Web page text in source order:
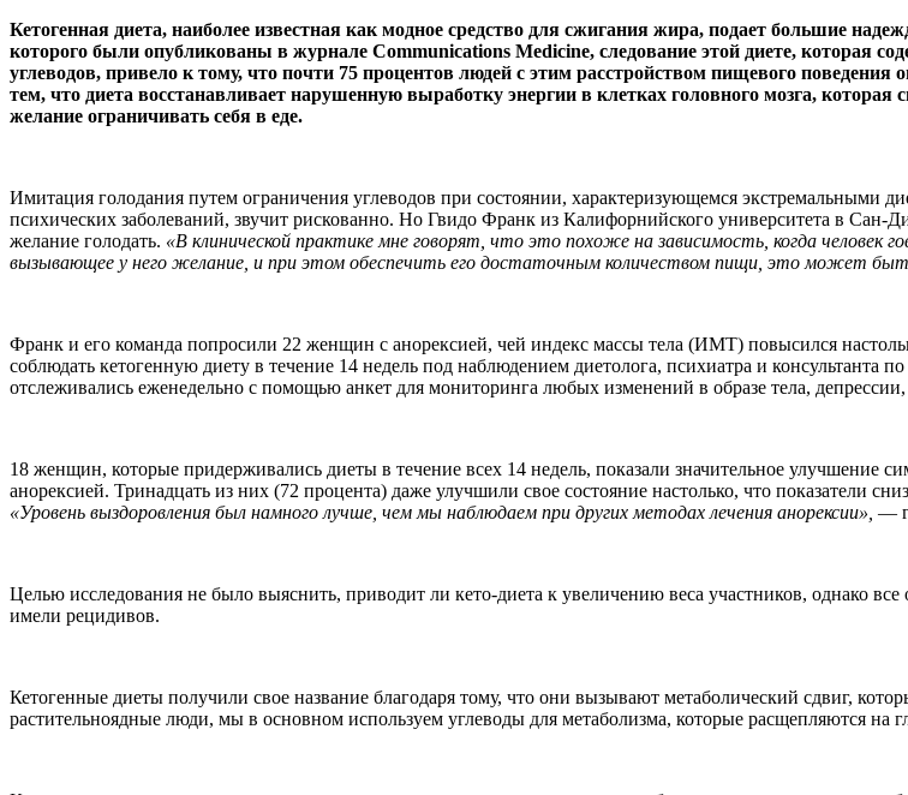
Кетогенная диета, наиболее известная как модное средство для сжигания жира, подает большие
которого были опубликованы в журнале Communications Medicine, следование этой диете, которая
углеводов, привело к тому, что почти 75 процентов людей с этим расстройством пищевого поведения
тем, что диета восстанавливает нарушенную выработку энергии в клетках головного мозга,
желание ограничивать себя в еде.
Имитация голодания путем ограничения углеводов при состоянии, характеризующемся экстремальными
психических заболеваний, звучит рискованно. Но Гвидо Франк из Калифорнийского университета в Сан-
желание голодать. «В клинической практике мне говорят, что это похоже на зависимость, когда
вызывающее у него желание, и при этом обеспечить его достаточным количеством пищи, это может
Франк и его команда попросили 22 женщин с анорексией, чей индекс массы тела (ИМТ) повысился
соблюдать кетогенную диету в течение 14 недель под наблюдением диетолога, психиатра и
отслеживались еженедельно с помощью анкет для мониторинга любых изменений в образе тела, депрессии,
18 женщин, которые придерживались диеты в течение всех 14 недель, показали значительное улучшение
анорексией. Тринадцать из них (72 процента) даже улучшили свое состояние настолько, что показатели
«Уровень выздоровления был намного лучше, чем мы наблюдаем при других методах лечения анорексии», —
Целью исследования не было выяснить, приводит ли кето-диета к увеличению веса участников, однако
имели рецидивов.
Кетогенные диеты получили свое название благодаря тому, что они вызывают метаболический сдвиг,
растительноядные люди, мы в основном используем углеводы для метаболизма, которые расщепляются